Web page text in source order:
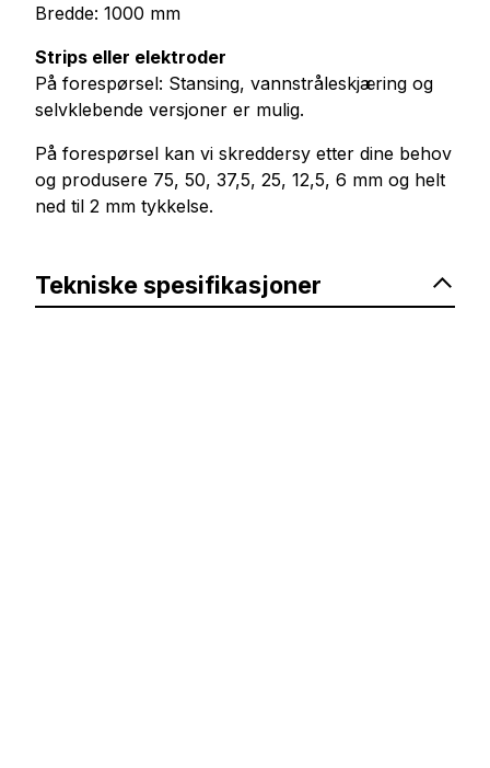
Bredde: 1000 mm
Strips eller elektroder
På forespørsel: Stansing, vannstråleskjæring og
selvklebende versjoner er mulig.
På forespørsel kan vi skreddersy etter dine behov
og produsere 75, 50, 37,5, 25, 12,5, 6 mm og helt
ned til 2 mm tykkelse.
Tekniske spesifikasjoner